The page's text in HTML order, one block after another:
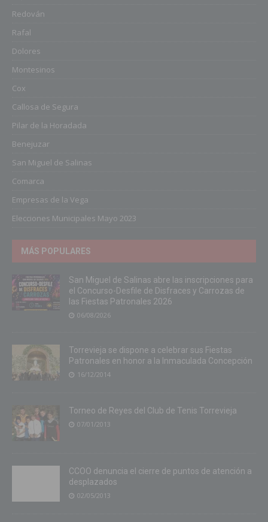
Redován
Rafal
Dolores
Montesinos
Cox
Callosa de Segura
Pilar de la Horadada
Benejuzar
San Miguel de Salinas
Comarca
Empresas de la Vega
Elecciones Municipales Mayo 2023
MÁS POPULARES
San Miguel de Salinas abre las inscripciones para
el Concurso-Desfile de Disfraces y Carrozas de
las Fiestas Patronales 2026
06/08/2026
Torrevieja se dispone a celebrar sus Fiestas
Patronales en honor a la Inmaculada Concepción
16/12/2014
Torneo de Reyes del Club de Tenis Torrevieja
07/01/2013
CCOO denuncia el cierre de puntos de atención a
desplazados
02/05/2013